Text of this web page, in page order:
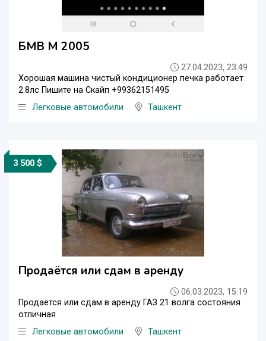
БМВ М 2005
27.04.2023, 23:49
Хорошая машина чистый кондиционер печка работает
2.8лс Пишите на Скайп +99362151495
Легковые автомобили
Ташкент
3 500 $
Продаётся или сдам в аренду
06.03.2023, 15:19
Продаётся или сдам в аренду ГАЗ 21 волга состояния
отличная
Легковые автомобили
Ташкент